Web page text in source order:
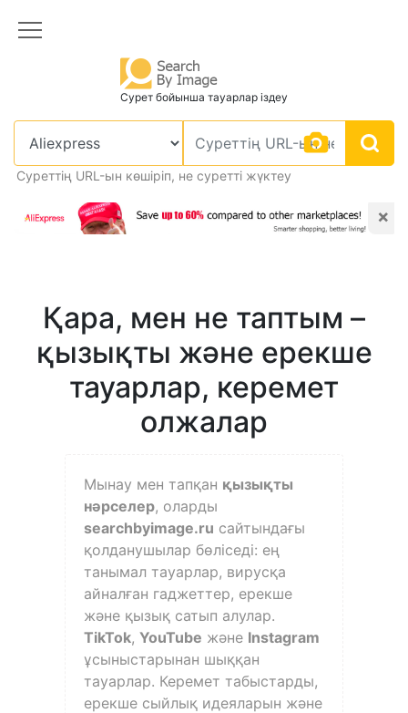
Сурет бойынша тауарлар іздеу
Суреттің URL-ын көшіріп, не суретті жүктеу
×
Қара, мен не таптым –
қызықты және ерекше
тауарлар, керемет
олжалар
Мынау мен тапқан қызықты
нәрселер, оларды
searchbyimage.ru сайтындағы
қолданушылар бөліседі: ең
танымал тауарлар, вирусқа
айналған гаджеттер, ерекше
және қызық сатып алулар.
TikTok, YouTube және Instagram
ұсыныстарынан шыққан
тауарлар. Керемет табыстарды,
ерекше сыйлық идеяларын және